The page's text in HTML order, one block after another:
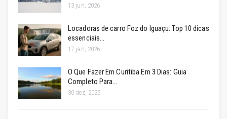
13 jun, 2026
Locadoras de carro Foz do Iguaçu: Top 10 dicas
essenciais…
17 jan, 2026
O Que Fazer Em Curitiba Em 3 Dias: Guia
Completo Para…
30 dez, 2025